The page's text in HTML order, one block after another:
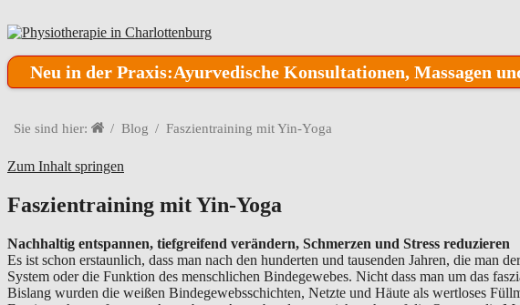
Neu in der Praxis:Ayurvedische Konsultationen, Massagen
Sie sind hier: Blog Faszientraining mit Yin-Yoga
Zum Inhalt springen
Faszientraining mit Yin-Yoga
Nachhaltig entspannen, tiefgreifend verändern, Schmerzen und Stress reduzieren
Es ist schon erstaunlich, dass man nach den hunderten und tausenden Jahren, die
System oder die Funktion des menschlichen Bindegewebes. Nicht dass man um das
Bislang wurden die weißen Bindegewebsschichten, Netzte und Häute als wertloses